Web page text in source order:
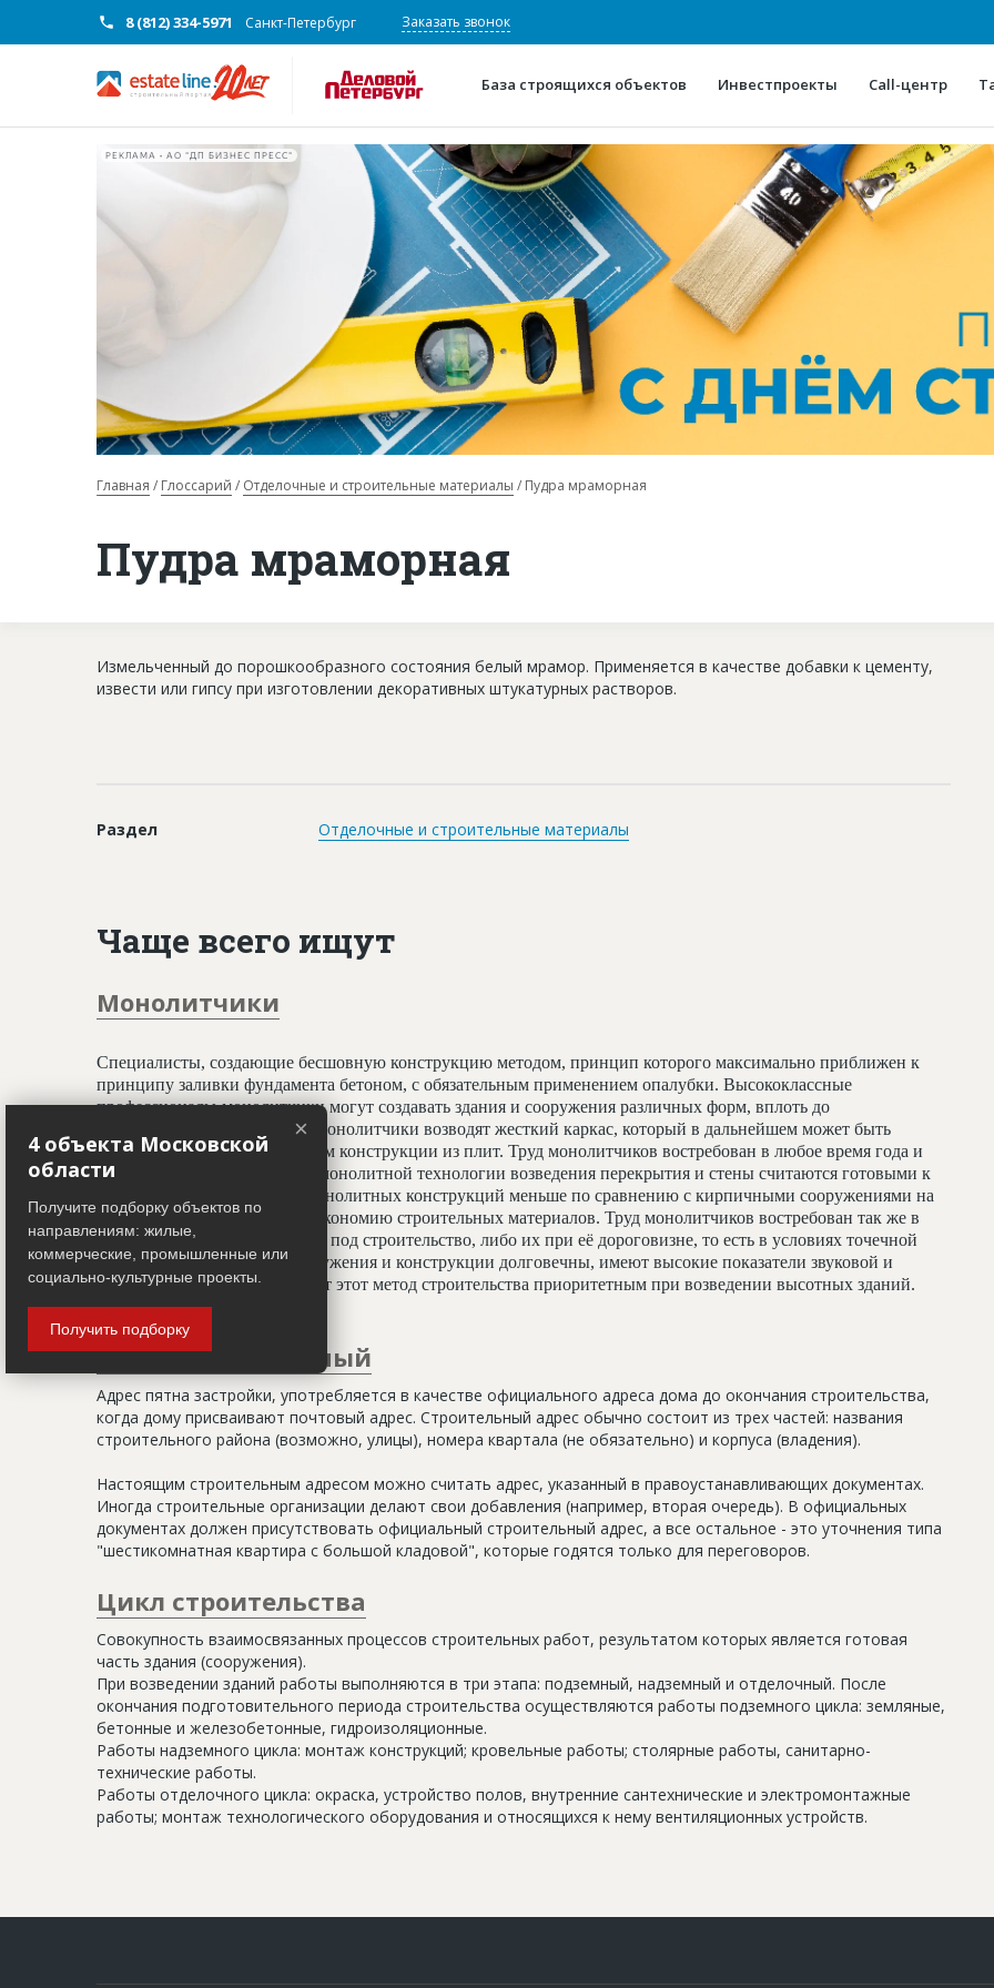
8 (812) 334-5971 Санкт-Петербург Заказать звонок
База строящихся объектов Инвестпроекты Call-центр
О проекте
Конкурентные
Горячие
Глоссарий
РЕКЛАМА • АО "ДП БИЗНЕС ПРЕСС"
Главная Глоссарий Отделочные и строительные материалы Пудра мраморная
Пудра мраморная
Измельченный до порошкообразного состояния белый мрамор. Применяется в качестве добавки к цементу,
извести или гипсу при изготовлении декоративных штукатурных растворов.
Раздел Отделочные и строительные материалы
Чаще всего ищут
Монолитчики
Специалисты, создающие бесшовную конструкцию методом, принцип которого максимально приближен к
принципу заливки фундамента бетоном, с обязательным применением опалубки. Высококлассные
профессионалы-монолитчики могут создавать здания и сооружения различных форм, вплоть до
криволинейных элементов. Монолитчики возводят жесткий каркас, который в дальнейшем может быть
использован гораздо шире, чем конструкции из плит. Труд монолитчиков востребован в любое время года и
считается всесезонным. При монолитной технологии возведения перекрытия и стены считаются готовыми к
отделочным работам, а вес монолитных конструкций меньше по сравнению с кирпичными сооружениями на
20%, что даёт значительную экономию строительных материалов. Труд монолитчиков востребован так же в
условиях недостатка площади под строительство, либо их при её дороговизне, то есть в условиях точечной
застройки. Монолитные сооружения и конструкции долговечны, имеют высокие показатели звуковой и
тепловой изоляции, что делает этот метод строительства приоритетным при возведении высотных зданий.
Адрес строительный
Адрес пятна застройки, употребляется в качестве официального адреса дома до окончания строительства,
когда дому присваивают почтовый адрес. Строительный адрес обычно состоит из трех частей: названия
строительного района (возможно, улицы), номера квартала (не обязательно) и корпуса (владения).
Настоящим строительным адресом можно считать адрес, указанный в правоустанавливающих документах.
Иногда строительные организации делают свои добавления (например, вторая очередь). В официальных
документах должен присутствовать официальный строительный адрес, а все остальное - это уточнения типа
"шестикомнатная квартира с большой кладовой", которые годятся только для переговоров.
Цикл строительства
Совокупность взаимосвязанных процессов строительных работ, результатом которых является готовая
часть здания (сооружения).
При возведении зданий работы выполняются в три этапа: подземный, надземный и отделочный. После
окончания подготовительного периода строительства осуществляются работы подземного цикла: земляные,
бетонные и железобетонные, гидроизоляционные.
Работы надземного цикла: монтаж конструкций; кровельные работы; столярные работы, санитарно-
технические работы.
Работы отделочного цикла: окраска, устройство полов, внутренние сантехнические и электромонтажные
работы; монтаж технологического оборудования и относящихся к нему вентиляционных устройств.
×
4 объекта Московской
области
Получите подборку объектов по
направлениям: жилые,
коммерческие, промышленные или
социально-культурные проекты.
Получить подборку